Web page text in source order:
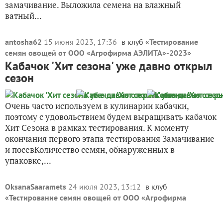
замачивание. Выложила семена на влажный
ватный...
antosha62 15 июня 2023, 17:36 в клуб «Тестирование
семян овощей от ООО «Агрофирма АЭЛИТА»-2023»
Кабачок 'Хит сезона' уже давно открыл
сезон
Очень часто используем в кулинарии кабачки,
поэтому с удовольствием будем выращивать кабачок
Хит Сезона в рамках тестирования. К моменту
окончания первого этапа тестирования Замачивание
и посевКоличество семян, обнаруженных в
упаковке,...
OksanaSaaramets 24 июля 2023, 13:12 в клуб
«Тестирование семян овощей от ООО «Агрофирма